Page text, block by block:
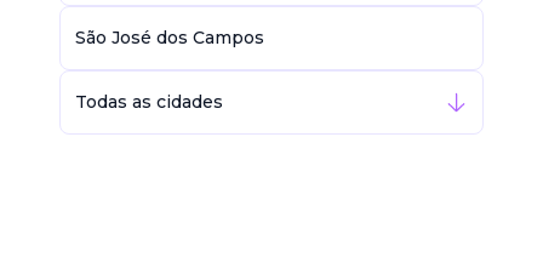
São José dos Campos
Todas as cidades